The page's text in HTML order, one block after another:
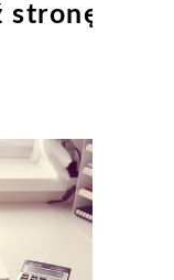
stronę